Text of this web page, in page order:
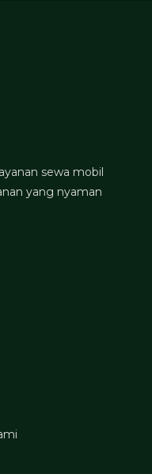
sewa mobil
yang nyaman